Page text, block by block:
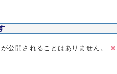
公開されることはありません。 ※